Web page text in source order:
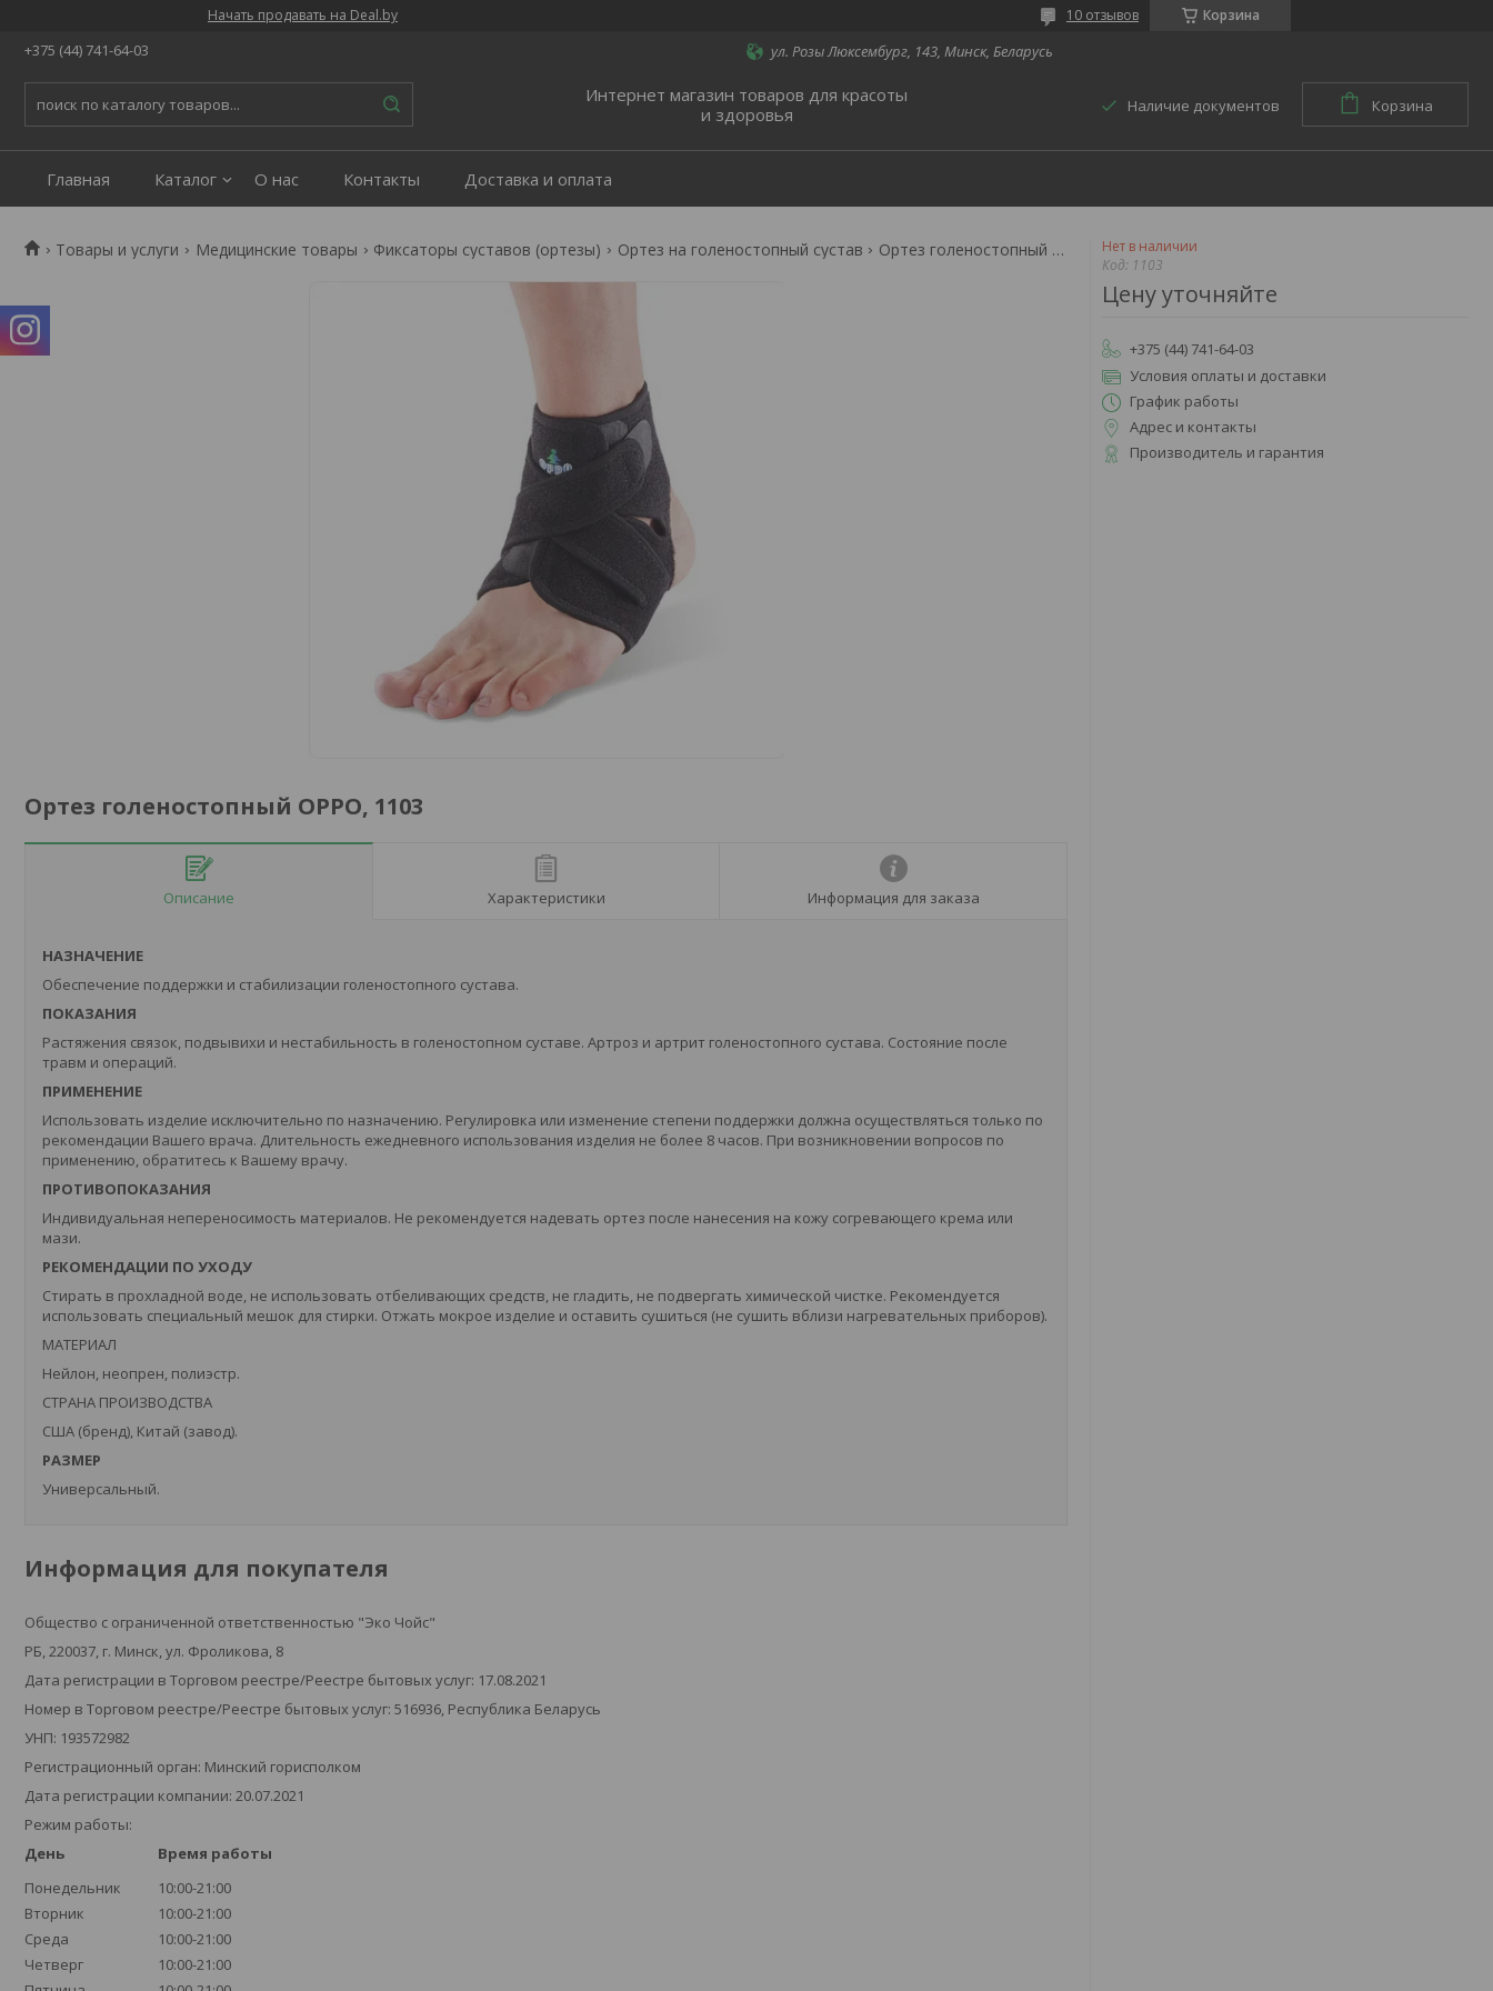
Начать продавать на Deal.by Корзина
10 отзывов
+375 (44) 741-64-03 ул. Розы Люксембург, 143, Минск, Беларусь
Интернет магазин товаров для красоты
и здоровья
Наличие документов Корзина
Главная Каталог О нас Контакты Доставка и оплата
Товары и услуги Медицинские товары Фиксаторы суставов (ортезы) Ортез на голеностопный сустав Ортез голеностопный oppo, 1103
Ортез голеностопный OPPO, 1103
Описание Характеристики Информация для заказа
НАЗНАЧЕНИЕ
Обеспечение поддержки и стабилизации голеностопного сустава.
ПОКАЗАНИЯ
Растяжения связок, подвывихи и нестабильность в голеностопном суставе. Артроз и артрит голеностопного сустава. Состояние после
травм и операций.
ПРИМЕНЕНИЕ
Использовать изделие исключительно по назначению. Регулировка или изменение степени поддержки должна осуществляться только по
рекомендации Вашего врача. Длительность ежедневного использования изделия не более 8 часов. При возникновении вопросов по
применению, обратитесь к Вашему врачу.
ПРОТИВОПОКАЗАНИЯ
Индивидуальная непереносимость материалов. Не рекомендуется надевать ортез после нанесения на кожу согревающего крема или
мази.
РЕКОМЕНДАЦИИ ПО УХОДУ
Стирать в прохладной воде, не использовать отбеливающих средств, не гладить, не подвергать химической чистке. Рекомендуется
использовать специальный мешок для стирки. Отжать мокрое изделие и оставить сушиться (не сушить вблизи нагревательных приборов).
МАТЕРИАЛ
Нейлон, неопрен, полиэстр.
СТРАНА ПРОИЗВОДСТВА
США (бренд), Китай (завод).
РАЗМЕР
Универсальный.
Информация для покупателя
Общество с ограниченной ответственностью "Эко Чойс"
РБ, 220037, г. Минск, ул. Фроликова, 8
Дата регистрации в Торговом реестре/Реестре бытовых услуг: 17.08.2021
Номер в Торговом реестре/Реестре бытовых услуг: 516936, Республика Беларусь
УНП: 193572982
Регистрационный орган: Минский горисполком
Дата регистрации компании: 20.07.2021
Режим работы:
День
Время работы
Понедельник
10:00-21:00
Вторник
10:00-21:00
Среда
10:00-21:00
Четверг
10:00-21:00
Нет в наличии
Код: 1103
Цену уточняйте
+375 (44) 741-64-03
Условия оплаты и доставки
График работы
Адрес и контакты
Производитель и гарантия